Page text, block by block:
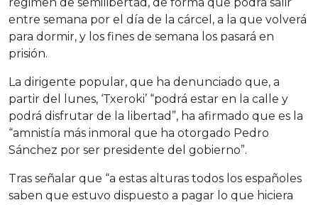
régimen de semilibertad, de forma que podrá salir
entre semana por el día de la cárcel, a la que volverá
para dormir, y los fines de semana los pasará en
prisión.
La dirigente popular, que ha denunciado que, a
partir del lunes, ‘Txeroki’ “podrá estar en la calle y
podrá disfrutar de la libertad”, ha afirmado que es la
“amnistía más inmoral que ha otorgado Pedro
Sánchez por ser presidente del gobierno”.
Tras señalar que “a estas alturas todos los españoles
saben que estuvo dispuesto a pagar lo que hiciera